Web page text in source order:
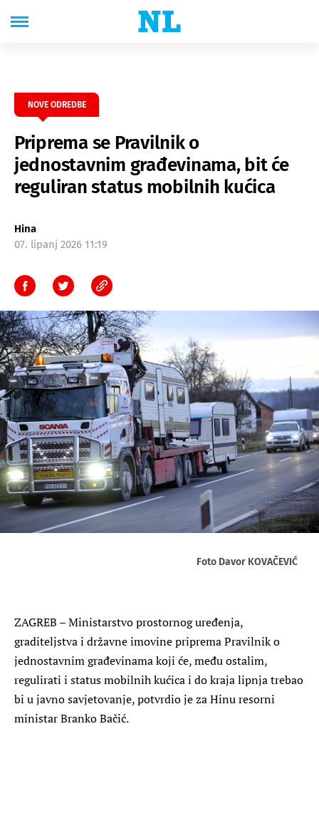
NOVE ODREDBE
Priprema se Pravilnik o
jednostavnim građevinama, bit će
reguliran status mobilnih kućica
Hina
07. lipanj 2026 11:19
Foto Davor KOVAČEVIĆ
ZAGREB – Ministarstvo prostornog uređenja,
graditeljstva i državne imovine priprema Pravilnik o
jednostavnim građevinama koji će, među ostalim,
regulirati i status mobilnih kućica i do kraja lipnja trebao
bi u javno savjetovanje, potvrdio je za Hinu resorni
ministar Branko Bačić.